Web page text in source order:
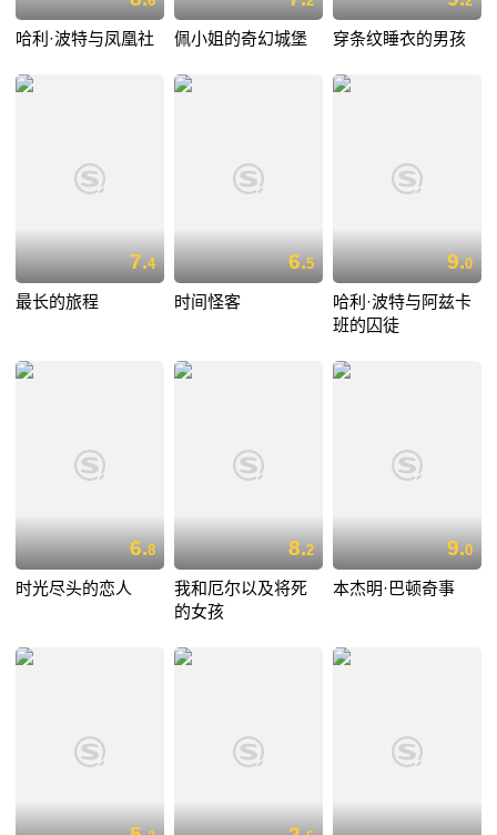
哈利·波特与凤凰社 佩小姐的奇幻城堡 穿条纹睡衣的男孩
7.4
最长的旅程
6.5
时间怪客
9.0
哈利·波特与阿兹卡
班的囚徒
6.8
时光尽头的恋人
8.2
我和厄尔以及将死
的女孩
9.0
本杰明·巴顿奇事